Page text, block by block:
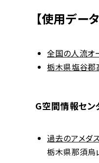
【使用データ
全国の人流オ
栃木県塩谷郡
G空間情報セン
過去のアメダ
栃木県那須烏